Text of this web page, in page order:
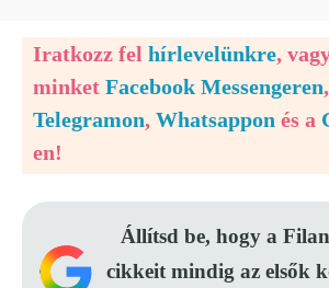
Iratkozz fel hírlevelünkre,
minket Facebook Messengeren
Telegramon, Whatsappon és a
en!
Állítsd be, hogy a
cikkeit mindig az elsők